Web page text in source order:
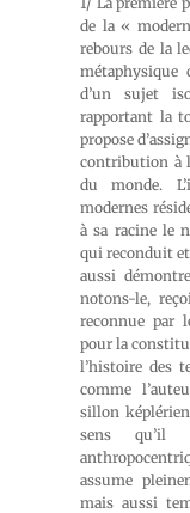
de la «
rebours de la
métaphysique
d’un sujet
rapportant la
propose
contribution à
du monde.
modernes
à sa racine le
qui reconduit
aussi
notons-le,
reconnue par
pour la
l’histoire des
comme
sillon
sens qu’il
assume
mais aussi